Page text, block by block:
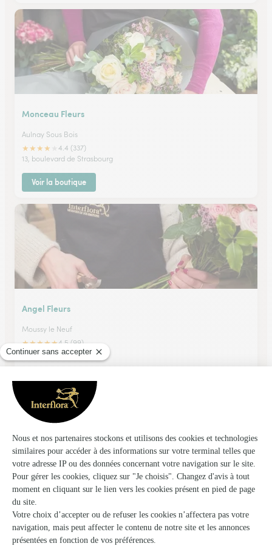
Monceau Fleurs
Aulnay Sous Bois
★★★★
4.4 (337)
13, boulevard de Strasbourg
Voir la boutique
Angel Fleurs
Moussy le Neuf
★★★★★4.5 (99)
27, rue Cambacérès
Couleur Nature
Sarcelles
★★★★★ 4 (73)